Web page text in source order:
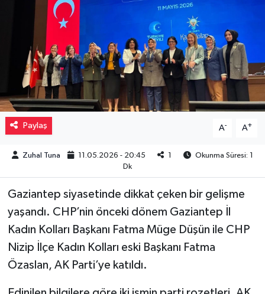
Paylaş A- A+
Zuhal Tuna 11.05.2026 - 20:45 1
Okunma Süresi: 1
Dk
Gaziantep siyasetinde dikkat çeken bir gelişme
yaşandı. CHP’nin önceki dönem Gaziantep İl
Kadın Kolları Başkanı Fatma Müge Düşün ile CHP
Nizip İlçe Kadın Kolları eski Başkanı Fatma
Özaslan, AK Parti’ye katıldı.
Magazin
Müzik
Piyasa
Resmi İlanlar
Sağlık
Sinemalar
Siyaset
Teknoloji